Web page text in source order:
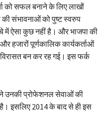
को सफल बनाने के लिए लाखों
की संभावनाओं को पुष्ट स्वरुप
में ऐसा कुछ नहीं है। और भाजपा की
हजारों पूर्णकालिक कार्यकर्ताओं
बन कर रह गई। इस फर्क
ने उनकी प्रोफेशनल सेवाओं की
इसलिए 2014 के बाद से ही इस